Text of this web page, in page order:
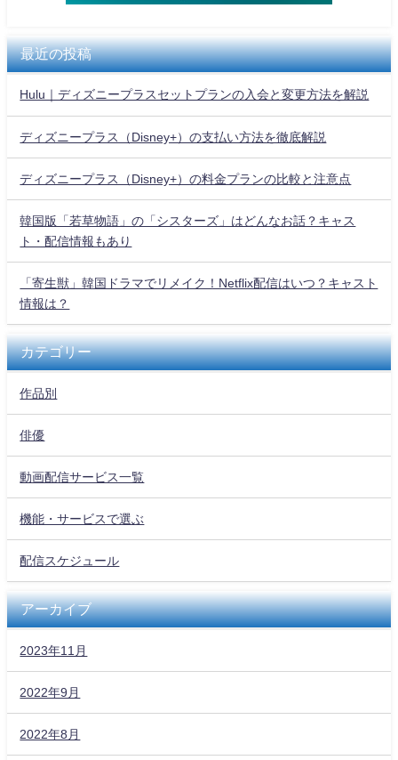
最近の投稿
Hulu｜ディズニープラスセットプランの入会と変更方法を解説
ディズニープラス（Disney+）の支払い方法を徹底解説
ディズニープラス（Disney+）の料金プランの比較と注意点
韓国版「若草物語」の「シスターズ」はどんなお話？キャス
ト・配信情報もあり
「寄生獣」韓国ドラマでリメイク！Netflix配信はいつ？キャスト
情報は？
カテゴリー
作品別
俳優
動画配信サービス一覧
機能・サービスで選ぶ
配信スケジュール
アーカイブ
2023年11月
2022年9月
2022年8月